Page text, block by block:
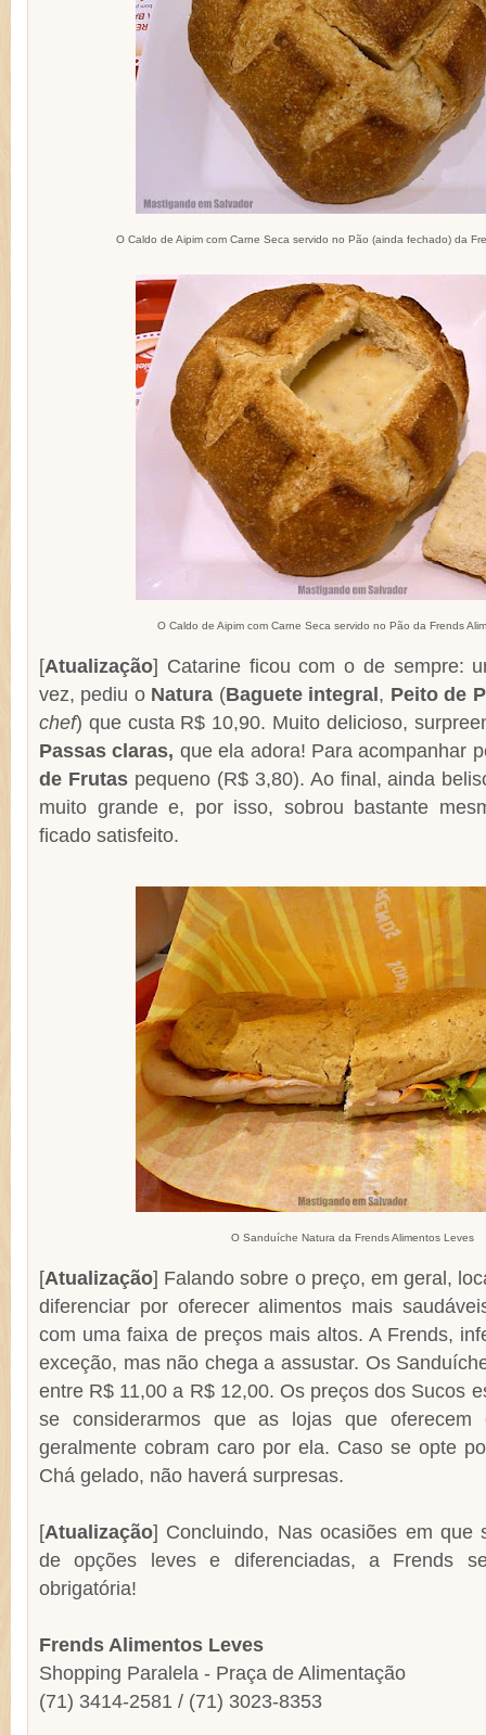
O Caldo de Aipim com Carne Seca servido no Pão (ainda fechado) da
O Caldo de Aipim com Carne Seca servido no Pão da Frends
[Atualização] Catarine ficou com o de sempre:
vez, pediu o Natura (Baguete integral, Peito de
chef) que custa R$ 10,90. Muito delicioso,
Passas claras, que ela adora! Para acompanhar
de Frutaspequeno (R$ 3,80). Ao final, ainda
muito grande e, por isso, sobrou bastante
ficado satisfeito.
O Sanduíche Natura da Frends Alimentos Leves
[Atualização] Falando sobre o preço, em geral,
diferenciar por oferecer alimentos mais
com uma faixa de preços mais altos. A Frends,
exceção, mas não chega a assustar. Os
entre R$ 11,00 a R$ 12,00. Os preços dos Sucos
se considerarmos que as lojas que
geralmente cobram caro por ela. Caso se opte
Chá gelado, não haverá surpresas.
[Atualização] Concluindo, Nas ocasiões em que
de opções leves e diferenciadas, a Frends
obrigatória!
Frends Alimentos Leves
Shopping Paralela - Praça de Alimentação
(71) 3414-2581 / (71) 3023-8353